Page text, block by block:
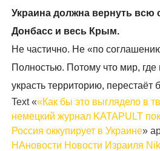
Украина должна вернуть
Донбасс и весь Крым.
Не частично. Не «по
Полностью. Потому что мир,
украсть территорию, перестаёт
Text ««Как бы это выглядело в
немецкий журнал KATAPULT
Россия оккупирует в Украине»
НАновости Новости Израиля